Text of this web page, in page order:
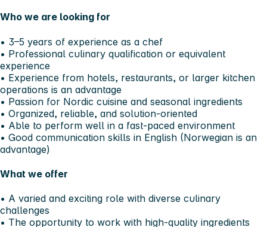
Who we are looking for
• 3–5 years of experience as a chef
• Professional culinary qualification or equivalent
experience
• Experience from hotels, restaurants, or larger kitchen
operations is an advantage
• Passion for Nordic cuisine and seasonal ingredients
• Organized, reliable, and solution-oriented
• Able to perform well in a fast-paced environment
• Good communication skills in English (Norwegian is an
advantage)
What we offer
• A varied and exciting role with diverse culinary
challenges
• The opportunity to work with high-quality ingredients